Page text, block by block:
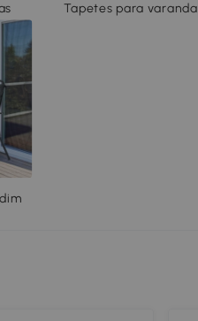
Tapetes para varanda